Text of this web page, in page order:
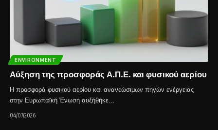
ENVIRONMENT
Αύξηση της προσφοράς Α.Π.Ε. και φυσικού αερίου
Η προσφορά φυσικού αερίου και ανανεώσιμων πηγών ενέργειας
στην Ευρωπαϊκή Ένωση αυξήθηκε…
04/07/2026